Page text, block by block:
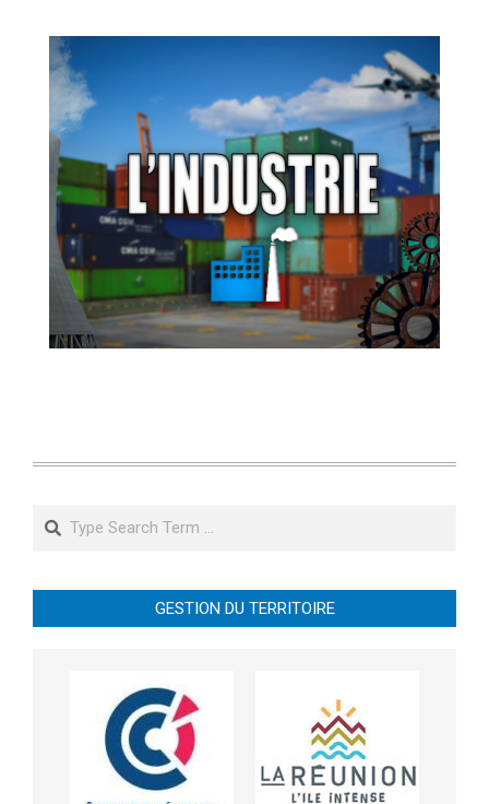
Search
GESTION DU TERRITOIRE